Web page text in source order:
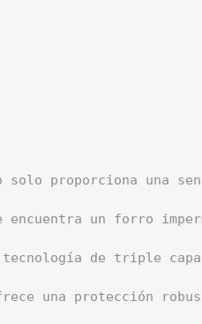
proporciona una
encuentra un forro
tecnología de triple
una protección